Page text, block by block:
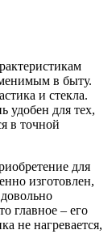
в быту.
и стекла.
удобен для тех,
в точной
для
изготовлен,
главное – его
не нагревается,